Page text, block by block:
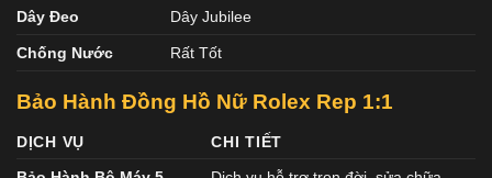
Dây Đeo Dây Jubilee
Chống Nước Rất Tốt
Bảo Hành Đồng Hồ Nữ Rolex Rep 1:1
DỊCH VỤ
CHI TIẾT